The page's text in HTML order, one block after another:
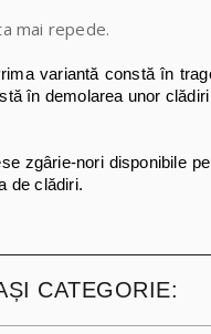
mai repede.
variantă constă în
în demolarea unor
zgârie-nori disponibile
de clădiri.
CATEGORIE: